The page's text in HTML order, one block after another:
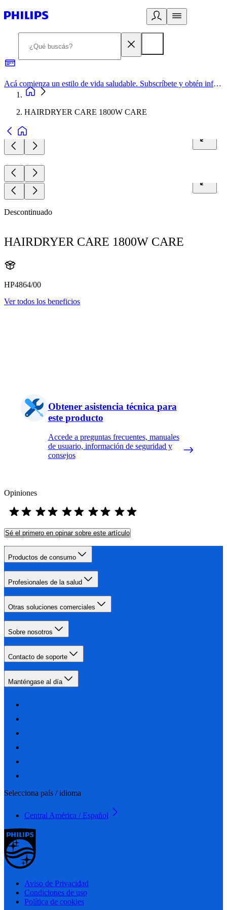
Acá comienza un estilo de vida saludable. Subscríbete y obtén información de primera mano
HAIRDRYER CARE 1800W CARE
Descontinuado
HAIRDRYER CARE 1800W CARE
HP4864/00
Ver todos los beneficios
Obtener asistencia técnica para
este producto
Accede a preguntas frecuentes, manuales
de usuario, información de seguridad y
consejos
Opiniones
Sé el primero en opinar sobre este artículo
Productos de consumo
Profesionales de la salud
Otras soluciones comerciales
Sobre nosotros
Contacto de soporte
Manténgase al día
Selecciona país / idioma
Central América / Español
Aviso de Privacidad
Condiciones de uso
Política de cookies